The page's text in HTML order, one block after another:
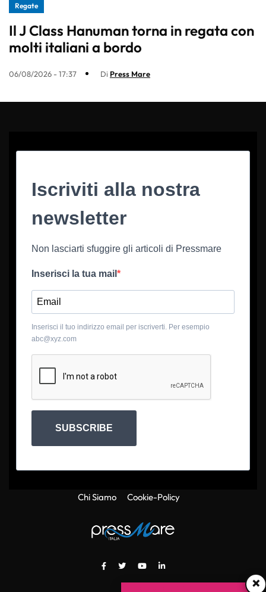
Regate
Il J Class Hanuman torna in regata con
molti italiani a bordo
06/08/2026 - 17:37 Di Press Mare
×
Iscriviti alla nostra
newsletter
Non lasciarti sfuggire gli articoli di Pressmare
Inserisci la tua mail
Inserisci il tuo indirizzo email per iscriverti. Per esempio
abc@xyz.com
SUBSCRIBE
Chi Siamo Cookie-Policy